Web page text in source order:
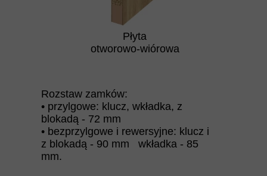
Płyta
otworowo-wiórowa
Rozstaw zamków:
• przylgowe: klucz, wkładka, z
blokadą - 72 mm
• bezprzylgowe i rewersyjne: klucz i
z blokadą - 90 mm wkładka - 85
mm.